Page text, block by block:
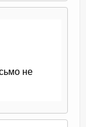
не